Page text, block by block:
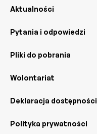
Aktualności
Pytania i odpowiedzi
Pliki do pobrania
Wolontariat
Deklaracja dostępności
Polityka prywatności